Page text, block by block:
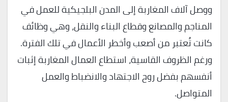
ووصل آلاف المغاربة إلى المدن البلجيكية للعمل في
المناجم والمصانع وقطاع البناء والنقل، وهي وظائف
كانت تُعتبر من أصعب وأخطر الأعمال في تلك الفترة.
ورغم الظروف القاسية، استطاع العمال المغاربة إثبات
أنفسهم بفضل روح الاجتهاد والانضباط والعمل
المتواصل.